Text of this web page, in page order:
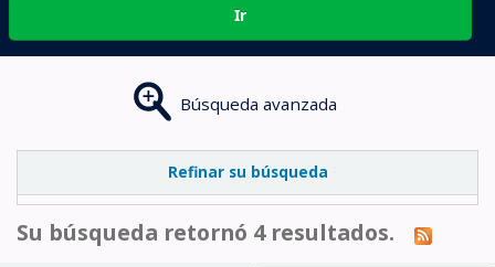
Ir
Búsqueda avanzada
Refinar su búsqueda
Su búsqueda retornó 4 resultados.